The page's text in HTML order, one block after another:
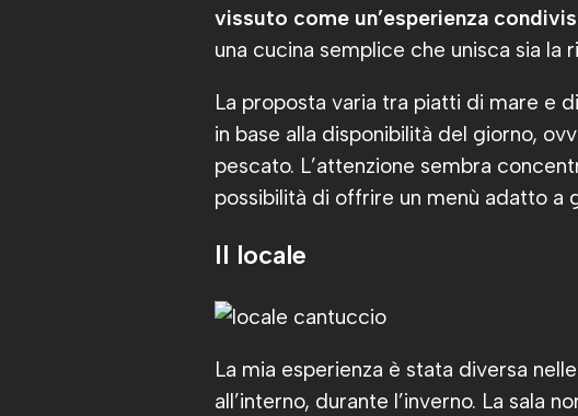
vissuto come un’esperienza
una cucina semplice che unisca sia la
La proposta varia tra piatti di mare e
in base alla disponibilità del giorno,
pescato. L’attenzione sembra
possibilità di offrire un menù adatto a
Il locale
La mia esperienza è stata diversa
all’interno, durante l’inverno. La sala